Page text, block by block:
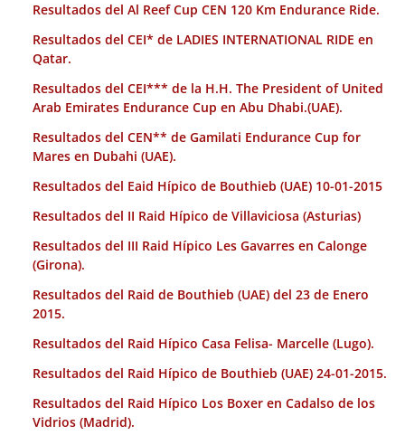
Resultados del Al Reef Cup CEN 120 Km Endurance Ride.
Resultados del CEI* de LADIES INTERNATIONAL RIDE en
Qatar.
Resultados del CEI*** de la H.H. The President of United
Arab Emirates Endurance Cup en Abu Dhabi.(UAE).
Resultados del CEN** de Gamilati Endurance Cup for
Mares en Dubahi (UAE).
Resultados del Eaid Hípico de Bouthieb (UAE) 10-01-2015
Resultados del II Raid Hípico de Villaviciosa (Asturias)
Resultados del III Raid Hípico Les Gavarres en Calonge
(Girona).
Resultados del Raid de Bouthieb (UAE) del 23 de Enero
2015.
Resultados del Raid Hípico Casa Felisa- Marcelle (Lugo).
Resultados del Raid Hípico de Bouthieb (UAE) 24-01-2015.
Resultados del Raid Hípico Los Boxer en Cadalso de los
Vidrios (Madrid).